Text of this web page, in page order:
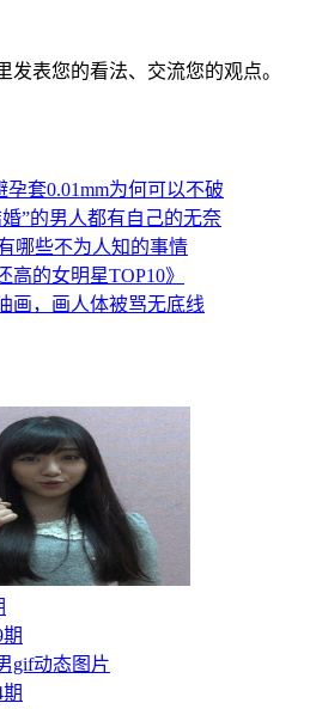
表您的看法、交流您的观点。
”的男人都有自己的无奈
哪些不为人知的事情
高的女明星TOP10》
画，画人体被骂无底线
gif动态图片